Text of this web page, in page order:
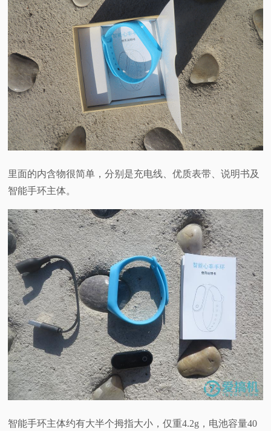
里面的内含物很简单，分别是充电线、优质表带、说明书及
智能手环主体。
智能手环主体约有大半个拇指大小，仅重4.2g，电池容量40